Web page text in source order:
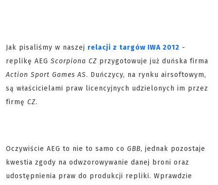
Jak pisaliśmy w naszej relacji z targów IWA 2012 -
replikę AEG Scorpiona CZ przygotowuje już duńska firma
Action Sport Games AS. Duńczycy, na rynku airsoftowym,
są właścicielami praw licencyjnych udzielonych im przez
firmę CZ.
Oczywiście AEG to nie to samo co GBB, jednak pozostaje
kwestia zgody na odwzorowywanie danej broni oraz
udostępnienia praw do produkcji repliki. Wprawdzie